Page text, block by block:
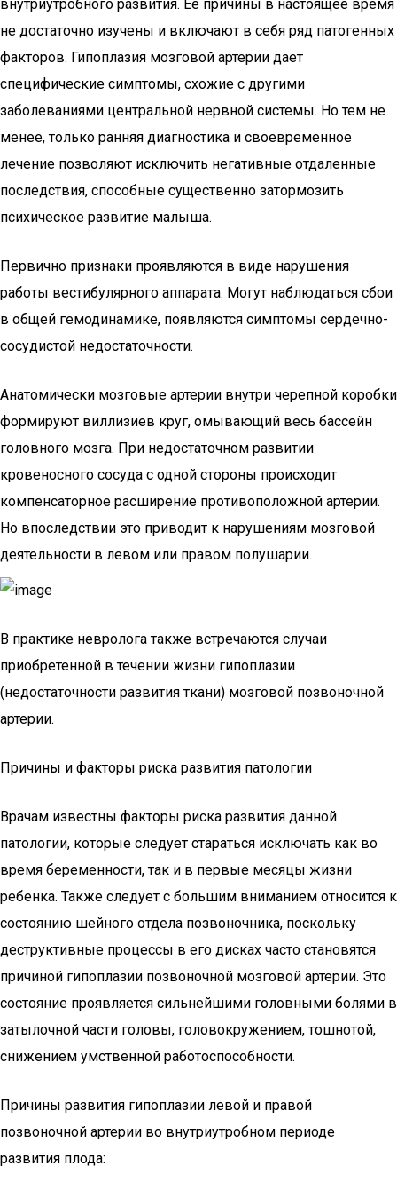
внутриутробного развития. Её причины в настоящее время
не достаточно изучены и включают в себя ряд патогенных
факторов. Гипоплазия мозговой артерии дает
специфические симптомы, схожие с другими
заболеваниями центральной нервной системы. Но тем не
менее, только ранняя диагностика и своевременное
лечение позволяют исключить негативные отдаленные
последствия, способные существенно затормозить
психическое развитие малыша.
Первично признаки проявляются в виде нарушения
работы вестибулярного аппарата. Могут наблюдаться сбои
в общей гемодинамике, появляются симптомы сердечно-
сосудистой недостаточности.
Анатомически мозговые артерии внутри черепной коробки
формируют виллизиев круг, омывающий весь бассейн
головного мозга. При недостаточном развитии
кровеносного сосуда с одной стороны происходит
компенсаторное расширение противоположной артерии.
Но впоследствии это приводит к нарушениям мозговой
деятельности в левом или правом полушарии.
В практике невролога также встречаются случаи
приобретенной в течении жизни гипоплазии
(недостаточности развития ткани) мозговой позвоночной
артерии.
Причины и факторы риска развития патологии
Врачам известны факторы риска развития данной
патологии, которые следует стараться исключать как во
время беременности, так и в первые месяцы жизни
ребенка. Также следует с большим вниманием относится к
состоянию шейного отдела позвоночника, поскольку
деструктивные процессы в его дисках часто становятся
причиной гипоплазии позвоночной мозговой артерии. Это
состояние проявляется сильнейшими головными болями в
затылочной части головы, головокружением, тошнотой,
снижением умственной работоспособности.
Причины развития гипоплазии левой и правой
позвоночной артерии во внутриутробном периоде
развития плода: